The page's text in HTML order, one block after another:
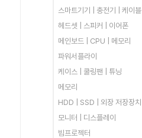
스마트기기 | 충전기 | 케이블
헤드셋 | 스피커 | 이어폰
메인보드 | CPU | 메모리
파워서플라이
케이스 | 쿨링팬 | 튜닝
메모리
HDD | SSD | 외장 저장장치
모니터 | 디스플레이
빔프로젝터